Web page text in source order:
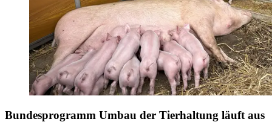
Bundesprogramm Umbau der Tierhaltung läuft aus